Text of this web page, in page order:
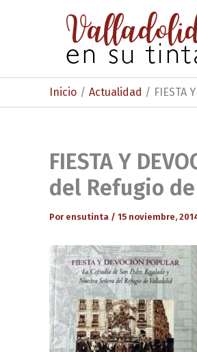
Inicio Actualidad FIESTA
FIESTA Y
del Refugio
Por ensutinta / 15 noviembre,